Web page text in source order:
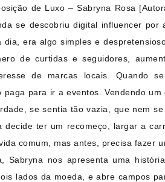
de Luxo – Sabryna Rosa
se descobriu digital influencer por
era algo simples e
de curtidas e seguidores,
de marcas locais. Quando
paga para ir a eventos. Vendendo
se sentia tão vazia, que nem
decide ter um recomeço, largar a
comum, mas antes, precisa fazer
Sabryna nos apresenta uma
lados da moeda, e abre campos